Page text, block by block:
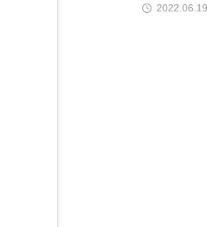
2022.06.19